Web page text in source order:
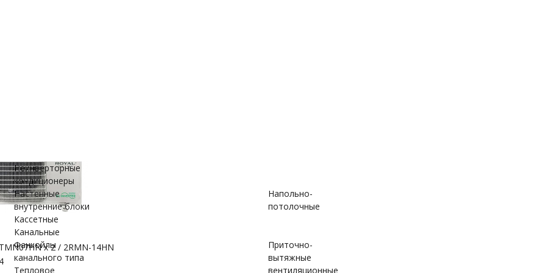
Неинверторные
кондиционеры
Настенные
внутренние блоки
Кассетные
Канальные
Напольно-
потолочные
Фанкойлы
канального типа
Тепловое
Приточно-
вытяжные
вентиляционные
х 2 / 2RMN-14HN